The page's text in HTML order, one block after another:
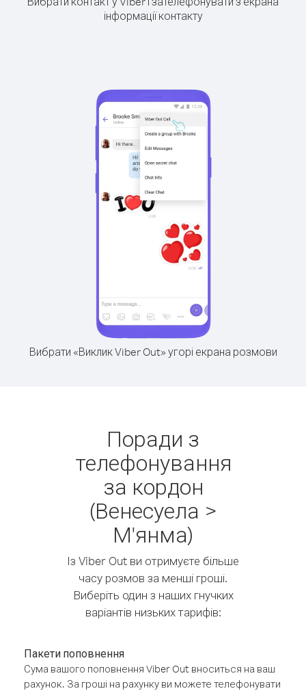
інформації контакту
Вибрати «Виклик Viber Out» угорі екрана розмови
Поради з
телефонування
за кордон
(Венесуела >
М'янма)
Із Viber Out ви отримуєте більше
часу розмов за менші гроші.
Виберіть один з наших гнучких
варіантів низьких тарифів:
Пакети поповнення
Сума вашого поповнення Viber Out вноситься на ваш
рахунок. За гроші на рахунку ви можете телефонувати